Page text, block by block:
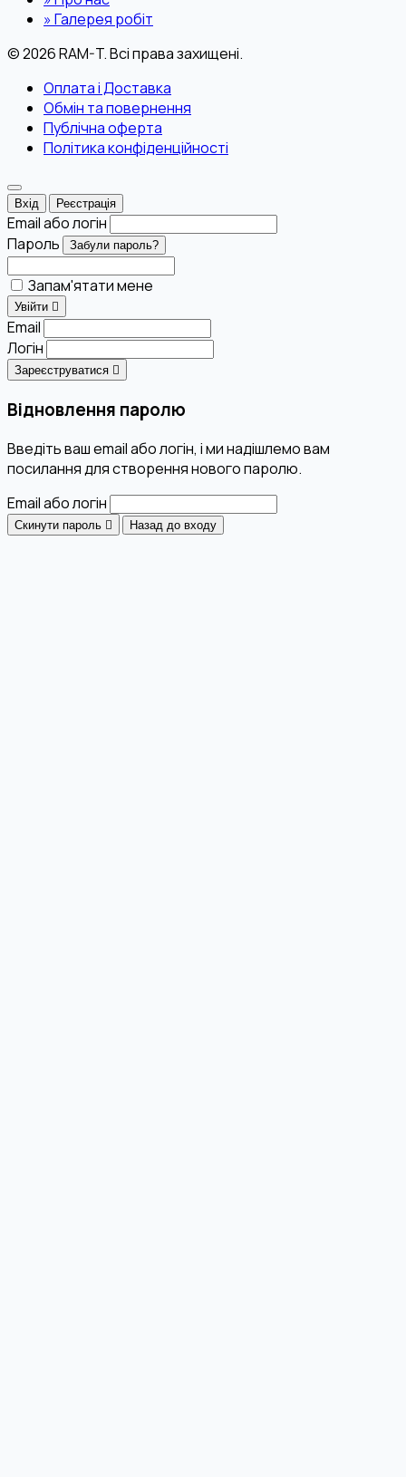
»Галерея робіт
© 2026 RAM-T. Всі права захищені.
Оплата і Доставка
Обмін та повернення
Публічна оферта
Політика конфіденційності
Вхід Реєстрація
Email або логін
Пароль
Забули пароль?
Запам'ятати мене
Увійти
Email
Логін
Зареєструватися
Відновлення паролю
Введіть ваш email або логін, і ми надішлемо вам
посилання для створення нового паролю.
Email або логін
Скинути пароль Назад до входу